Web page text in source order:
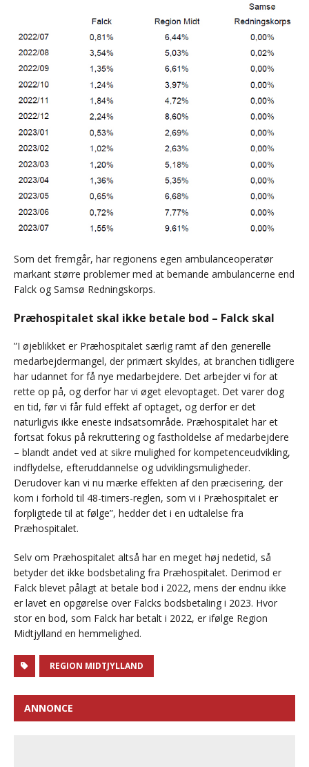
Som det fremgår, har regionens egen ambulanceoperatør
markant større problemer med at bemande ambulancerne end
Falck og Samsø Redningskorps.
Præhospitalet skal ikke betale bod – Falck skal
”I øjeblikket er Præhospitalet særlig ramt af den generelle
medarbejdermangel, der primært skyldes, at branchen tidligere
har udannet for få nye medarbejdere. Det arbejder vi for at
rette op på, og derfor har vi øget elevoptaget. Det varer dog
en tid, før vi får fuld effekt af optaget, og derfor er det
naturligvis ikke eneste indsatsområde. Præhospitalet har et
fortsat fokus på rekruttering og fastholdelse af medarbejdere
– blandt andet ved at sikre mulighed for kompetenceudvikling,
indflydelse, efteruddannelse og udviklingsmuligheder.
Derudover kan vi nu mærke effekten af den præcisering, der
kom i forhold til 48-timers-reglen, som vi i Præhospitalet er
forpligtede til at følge”, hedder det i en udtalelse fra
Præhospitalet.
Selv om Præhospitalet altså har en meget høj nedetid, så
betyder det ikke bodsbetaling fra Præhospitalet. Derimod er
Falck blevet pålagt at betale bod i 2022, mens der endnu ikke
er lavet en opgørelse over Falcks bodsbetaling i 2023. Hvor
stor en bod, som Falck har betalt i 2022, er ifølge Region
Midtjylland en hemmelighed.
REGION MIDTJYLLAND
ANNONCE